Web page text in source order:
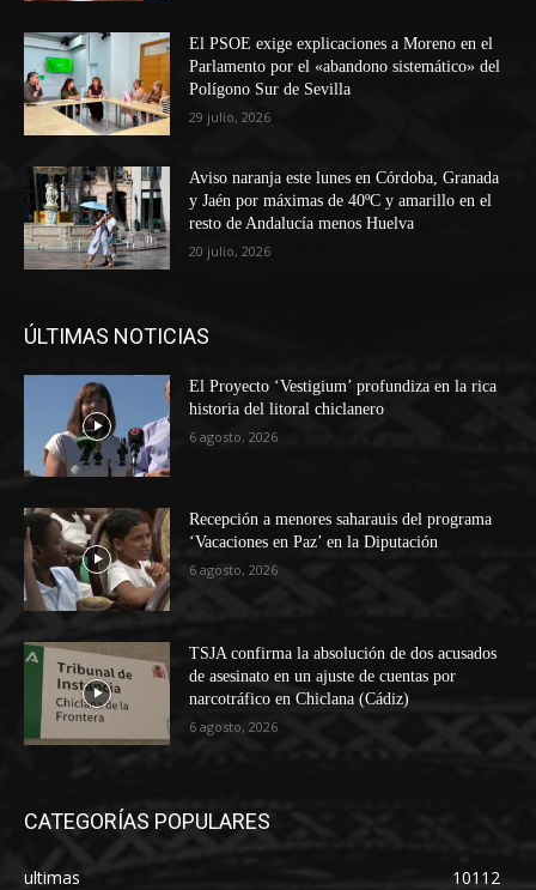
El PSOE exige explicaciones a Moreno en el
Parlamento por el «abandono sistemático» del
Polígono Sur de Sevilla
29 julio, 2026
Aviso naranja este lunes en Córdoba, Granada
y Jaén por máximas de 40ºC y amarillo en el
resto de Andalucía menos Huelva
20 julio, 2026
ÚLTIMAS NOTICIAS
El Proyecto ‘Vestigium’ profundiza en la rica
historia del litoral chiclanero
6 agosto, 2026
Recepción a menores saharauis del programa
‘Vacaciones en Paz’ en la Diputación
6 agosto, 2026
TSJA confirma la absolución de dos acusados
de asesinato en un ajuste de cuentas por
narcotráfico en Chiclana (Cádiz)
6 agosto, 2026
CATEGORÍAS POPULARES
ultimas
10112